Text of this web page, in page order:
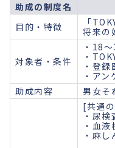
助成の制度名
目的・特徴
「
将来の
対象者・条件
・18
・
・登
・ア
助成内容
男女そ
[共通
・尿検
・血
・麻し